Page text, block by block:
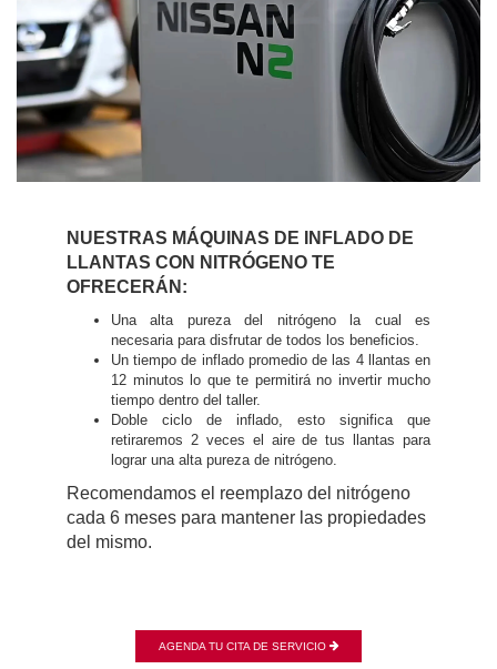
NUESTRAS MÁQUINAS DE INFLADO DE
LLANTAS CON NITRÓGENO TE
OFRECERÁN:
Una alta pureza del nitrógeno la cual es
necesaria para disfrutar de todos los beneficios.
Un tiempo de inflado promedio de las 4 llantas en
12 minutos lo que te permitirá no invertir mucho
tiempo dentro del taller.
Doble ciclo de inflado, esto significa que
retiraremos 2 veces el aire de tus llantas para
lograr una alta pureza de nitrógeno.
Recomendamos el reemplazo del nitrógeno
cada 6 meses para mantener las propiedades
del mismo.
AGENDA TU CITA DE SERVICIO